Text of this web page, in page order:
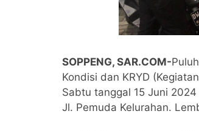
SOPPENG, SAR.COM-
Kondisi dan KRYD
Sabtu tanggal 15 Juni
Jl. Pemuda Kelurahan.